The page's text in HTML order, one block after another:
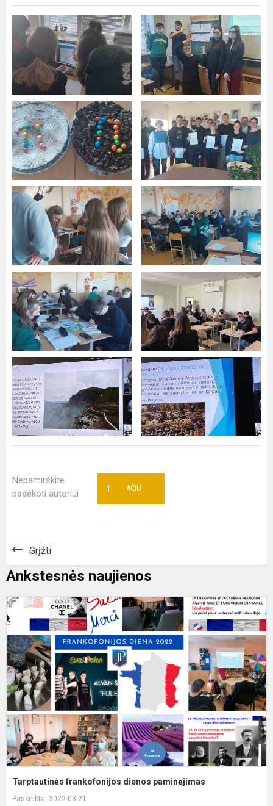
Nepamirškite
padėkoti autoriui
AČIŪ
1
Grįžti
Ankstesnės naujienos
Tarptautinės frankofonijos dienos paminėjimas
Paskelbta: 2022-03-21